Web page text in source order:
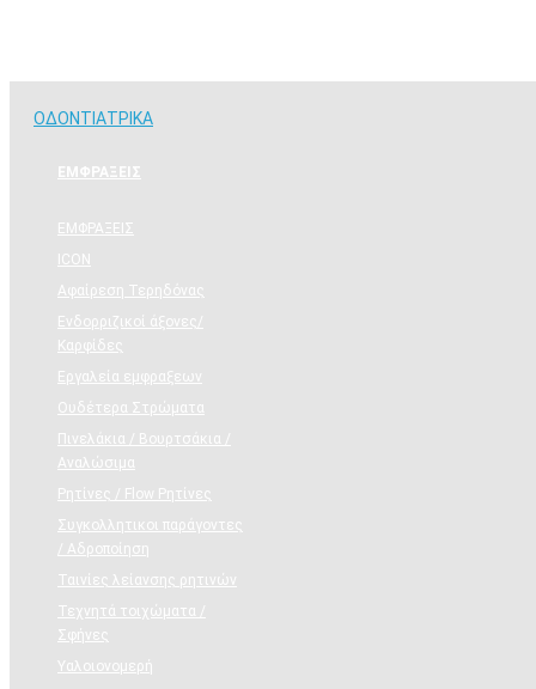
ΟΔΟΝΤΙΑΤΡΙΚΑ
ΕΜΦΡΑΞΕΙΣ
ΕΜΦΡΑΞΕΙΣ
ICON
Αφαίρεση Τερηδόνας
Ενδορριζικοί άξονες/
Καρφίδες
Εργαλεία εμφραξεων
Ουδέτερα Στρώματα
Πινελάκια / Βουρτσάκια /
Αναλώσιμα
Ρητίνες / Flow Ρητίνες
Συγκολλητικοι παράγοντες
/ Αδροποίηση
Ταινίες λείανσης ρητινών
Τεχνητά τοιχώματα /
Σφήνες
Υαλοιονομερή